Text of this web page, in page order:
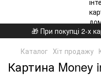
🎁 При покупці 2-х
Каталог Хіт продажу
Картина Money